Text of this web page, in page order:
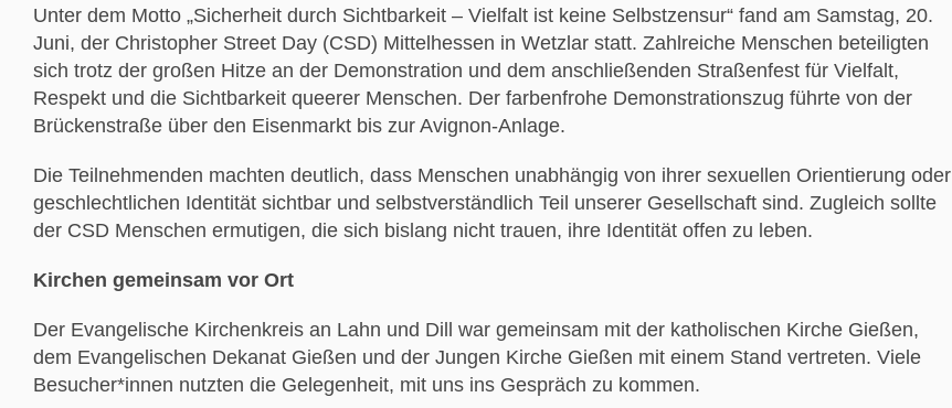
Unter dem Motto „Sicherheit durch Sichtbarkeit – Vielfalt ist keine Selbstzensur“ fand am Samstag, 20.
Juni, der Christopher Street Day (CSD) Mittelhessen in Wetzlar statt. Zahlreiche Menschen beteiligten
sich trotz der großen Hitze an der Demonstration und dem anschließenden Straßenfest für Vielfalt,
Respekt und die Sichtbarkeit queerer Menschen. Der farbenfrohe Demonstrationszug führte von der
Brückenstraße über den Eisenmarkt bis zur Avignon-Anlage.
Die Teilnehmenden machten deutlich, dass Menschen unabhängig von ihrer sexuellen Orientierung oder
geschlechtlichen Identität sichtbar und selbstverständlich Teil unserer Gesellschaft sind. Zugleich sollte
der CSD Menschen ermutigen, die sich bislang nicht trauen, ihre Identität offen zu leben.
Kirchen gemeinsam vor Ort
Der Evangelische Kirchenkreis an Lahn und Dill war gemeinsam mit der katholischen Kirche Gießen,
dem Evangelischen Dekanat Gießen und der Jungen Kirche Gießen mit einem Stand vertreten. Viele
Besucher*innen nutzten die Gelegenheit, mit uns ins Gespräch zu kommen.